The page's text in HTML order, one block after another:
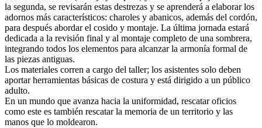
la segunda, se revisarán estas destrezas y se aprenderá a elaborar los
adornos más característicos: charoles y abanicos, además del cordón,
para después abordar el cosido y montaje. La última jornada estará
dedicada a la revisión final y al montaje completo de una sombrera,
integrando todos los elementos para alcanzar la armonía formal de
las piezas antiguas.
Los materiales corren a cargo del taller; los asistentes solo deben
aportar herramientas básicas de costura y está dirigido a un público
adulto.
En un mundo que avanza hacia la uniformidad, rescatar oficios
como este es también rescatar la memoria de un territorio y las
manos que lo moldearon.